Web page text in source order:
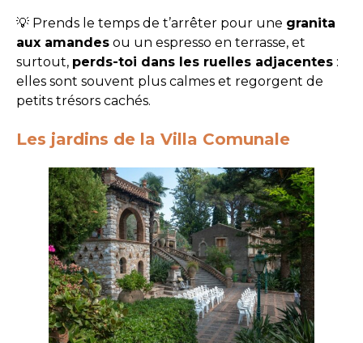
💡 Prends le temps de t’arrêter pour une granita
aux amandes ou un espresso en terrasse, et
surtout, perds-toi dans les ruelles adjacentes :
elles sont souvent plus calmes et regorgent de
petits trésors cachés.
Les jardins de la Villa Comunale